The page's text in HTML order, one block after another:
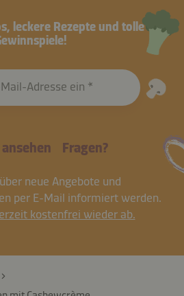
leckere Rezepte und tolle
Adresse ein
Fragen?
neue Angebote und
per E-Mail informiert werden.
kostenfrei wieder ab.